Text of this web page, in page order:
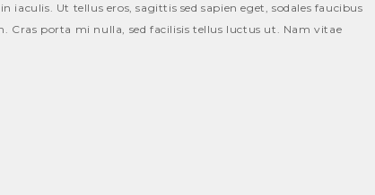
Ut tellus eros, sagittis sed sapien eget, sodales faucibus
Cras porta mi nulla, sed facilisis tellus luctus ut. Nam vitae